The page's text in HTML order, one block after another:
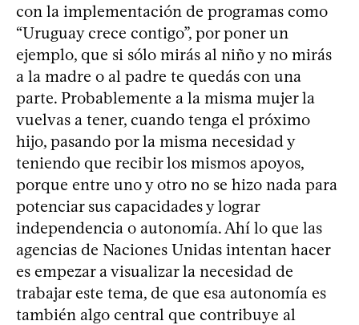
con la implementación de programas como
“Uruguay crece contigo”, por poner un
ejemplo, que si sólo mirás al niño y no mirás
a la madre o al padre te quedás con una
parte. Probablemente a la misma mujer la
vuelvas a tener, cuando tenga el próximo
hijo, pasando por la misma necesidad y
teniendo que recibir los mismos apoyos,
porque entre uno y otro no se hizo nada para
potenciar sus capacidades y lograr
independencia o autonomía. Ahí lo que las
agencias de Naciones Unidas intentan hacer
es empezar a visualizar la necesidad de
trabajar este tema, de que esa autonomía es
también algo central que contribuye al